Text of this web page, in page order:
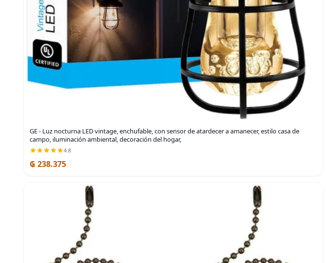
GE - Luz nocturna LED vintage, enchufable, con sensor de atardecer a amanecer, estilo casa de
campo, iluminación ambiental, decoración del hogar,
4.8
₲ 238.375